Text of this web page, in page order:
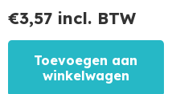
€3,57 incl. BTW
Toevoegen aan
winkelwagen